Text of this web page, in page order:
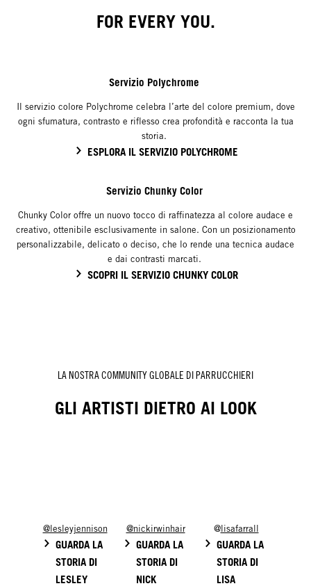
FOR EVERY YOU.
Servizio Polychrome
Il servizio colore Polychrome celebra l’arte del colore premium, dove
ogni sfumatura, contrasto e riflesso crea profondità e racconta la tua
storia.
ESPLORA IL SERVIZIO POLYCHROME
Servizio Chunky Color
Chunky Color offre un nuovo tocco di raffinatezza al colore audace e
creativo, ottenibile esclusivamente in salone. Con un posizionamento
personalizzabile, delicato o deciso, che lo rende una tecnica audace
e dai contrasti marcati.
SCOPRI IL SERVIZIO CHUNKY COLOR
LA NOSTRA COMMUNITY GLOBALE DI PARRUCCHIERI
GLI ARTISTI DIETRO AI LOOK
@lesleyjennison
GUARDA LA
STORIA DI
LESLEY
@nickirwinhair
GUARDA LA
STORIA DI
NICK
@lisafarrall
GUARDA LA
STORIA DI
LISA